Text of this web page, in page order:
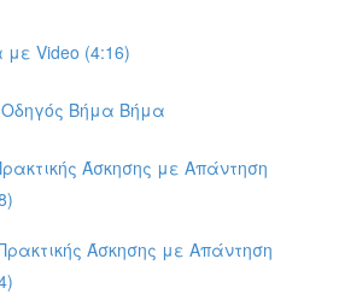
Video (4:16)
Οδηγός Βήμα Βήμα
Άσκησης με Απάντηση
Άσκησης με Απάντηση